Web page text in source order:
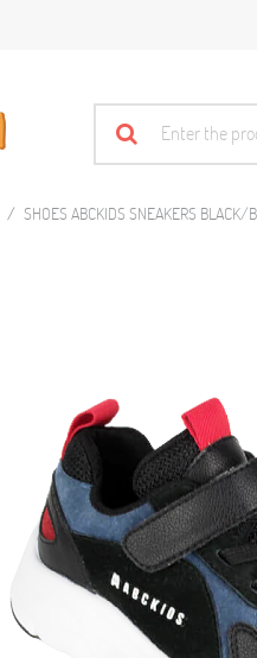
SHOES ABCKIDS SNEAKERS BLACK/